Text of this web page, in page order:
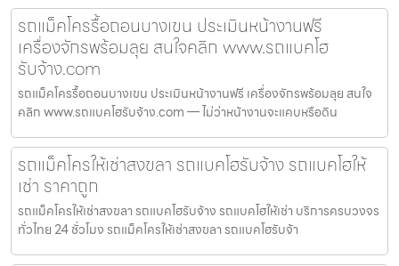
รถแม็คโครรื้อถอนบางเขน ประเมินหน้างานฟรี
เครื่องจักรพร้อมลุย สนใจคลิก www.รถแบคโฮ
รับจ้าง.com
รถแม็คโครรื้อถอนบางเขน ประเมินหน้างานฟรี เครื่องจักรพร้อมลุย สนใจ
คลิก www.รถแบคโฮรับจ้าง.com — ไม่ว่าหน้างานจะแคบหรือดิน
รถแม็คโครให้เช่าสงขลา รถแบคโฮรับจ้าง รถแบคโฮให้
เช่า ราคาถูก
รถแม็คโครให้เช่าสงขลา รถแบคโฮรับจ้าง รถแบคโฮให้เช่า บริการครบวงจร
ทั่วไทย 24 ชั่วโมง รถแม็คโครให้เช่าสงขลา รถแบคโฮรับจ้า